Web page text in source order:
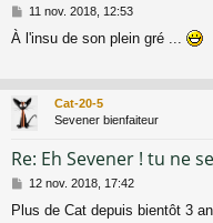
M
s
e
11 nov. 2018, 12:53
À l'insu de son plein gré ...
Cat-20-5
Sevener bienfaiteur
Re: Eh Sevener ! tu ne
M
s
12 nov. 2018, 17:42
Plus de Cat depuis bientôt 3